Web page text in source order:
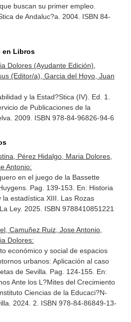
buscan su primer empleo.
de Andaluc?a. 2004. ISBN 84-
en Libros
Dolores (Ayudante Edición),
(Editor/a), Garcia del Hoyo, Juan
y la Estad?Stica (IV). Ed. 1.
de Publicaciones de la
2009. ISBN 978-84-96826-94-6
Pérez Hidalgo, Maria Dolores,
Antonio:
en el juego de la Bassette
Pag. 139-153. En: Historia
la estadística XIII . Las Rozas
Ley. 2025. ISBN 9788410851221
Camuñez Ruiz, Jose Antonio,
Dolores:
económico y social de espacios
urbanos: Aplicación al caso
de Sevilla. Pag. 124-155. En:
Ante los L?Mites del Crecimiento
Ciencias de la Educaci?N-
2024. 2. ISBN 978-84-86849-13-